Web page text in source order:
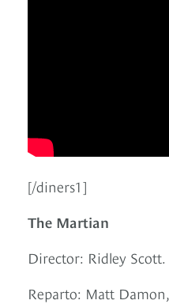
[/diners1]
The Martian
Director: Ridley Scott.
Reparto: Matt Damon,